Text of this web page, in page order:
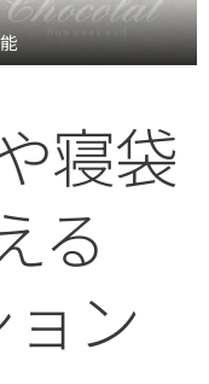
寝袋
る
ョン